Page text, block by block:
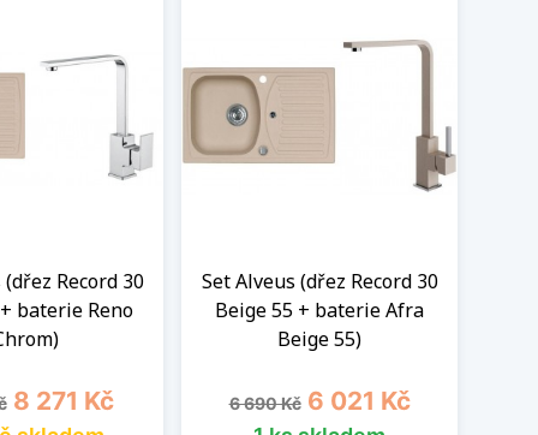
Record 30
baterie Reno
Cena
8 271 Kč
Set Alveus (dřez Record 30
Beige 55 + baterie Afra
Beige 55)
Běžná cena
6 690 Kč Cena
6 021 Kč